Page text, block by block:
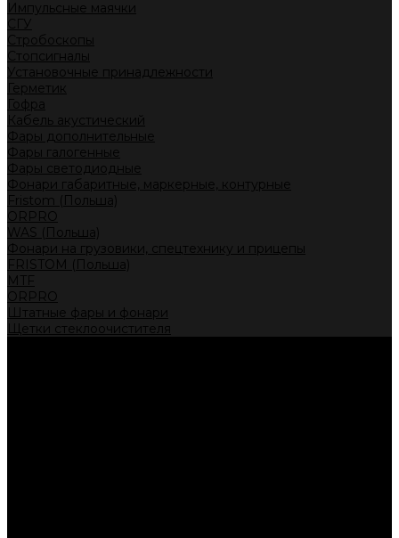
Импульсные маячки
СГУ
Стробоскопы
Стопсигналы
Установочные принадлежности
Герметик
Гофра
Кабель акустический
Фары дополнительные
Фары галогенные
Фары светодиодные
Фонари габаритные, маркерные, контурные
Fristom (Польша)
ORPRO
WAS (Польша)
Фонари на грузовики, спецтехнику и прицепы
FRISTOM (Польша)
MTF
ORPRO
Штатные фары и фонари
Щетки стеклоочистителя